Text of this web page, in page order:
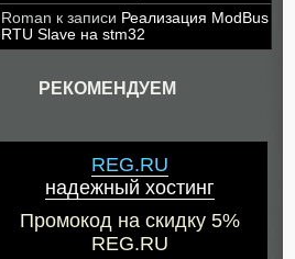
Roman к записи Реализация ModBus
RTU Slave на stm32
РЕКОМЕНДУЕМ
REG.RU
надежный хостинг
Промокод на скидку 5%
REG.RU